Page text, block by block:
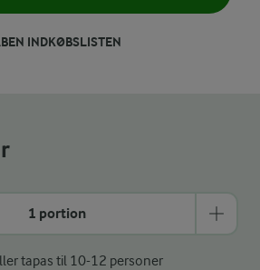
INDKØBSLISTEN
1 portion
tapas til 10-12 personer